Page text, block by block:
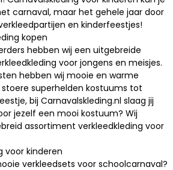
carnaval, maar het gehele jaar door
en kinderfeestjes!
kopen
hebben wij een uitgebreide
voor jongens en meisjes.
hebben wij mooie en warme
superhelden kostuums tot
, bij Carnavalskleding.nl slaag jij
jezelf een mooi kostuum? Wij
assortiment verkleedkleding voor
voor kinderen
verkleedsets voor schoolcarnaval?